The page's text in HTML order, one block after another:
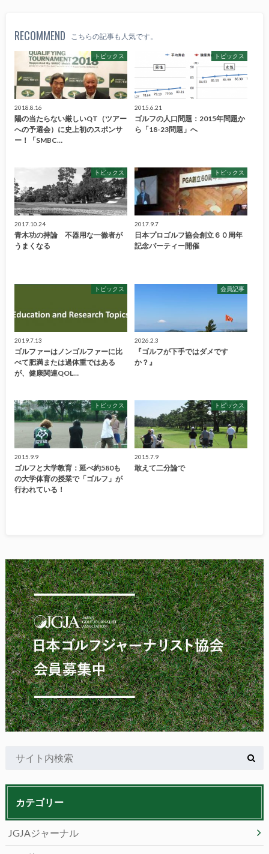
RECOMMEND こちらの記事も人気です。
トピックス
2018.8.16
陽の当たらない厳しいQT（ツアー
への予選会）に史上初のスポンサ
ー！「SMBC…
トピックス
2015.6.21
ゴルフの人口問題：2015年問題か
ら「18-23問題」へ
トピックス
2017.10.24
青木功の持論 不器用な一徹者が
うまくなる
トピックス
2017.9.7
日本プロゴルフ協会創立６０周年
記念パーティー開催
トピックス
2019.7.13
ゴルファーはノンゴルファーに比
べて肥満または過体重ではある
が、健康関連QOL…
会員記事
2026.2.3
『ゴルフが下手ではダメです
か？』
トピックス
2015.9.9
ゴルフと大学教育：延べ約580も
の大学体育の授業で「ゴルフ」が
行われている！
トピックス
2015.7.9
敢えて二分論で
カテゴリー
JGJAジャーナル